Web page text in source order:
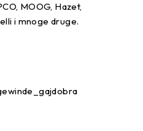
MOOG, Hazet,
i mnoge druge.